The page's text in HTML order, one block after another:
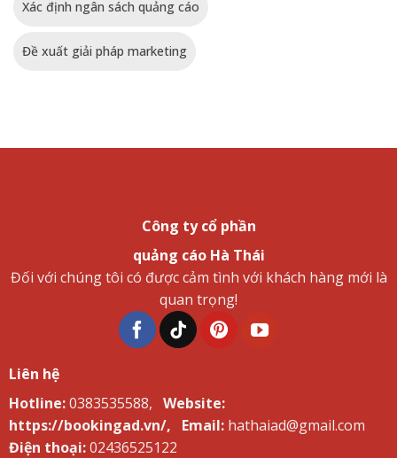
Xác định ngân sách quảng cáo
Đề xuất giải pháp marketing
Công ty cổ phần
quảng cáo Hà Thái
Đối với chúng tôi có được cảm tình với khách hàng mới là
quan trọng!
Liên hệ
Hotline:0383535588, Website:
https://bookingad.vn/,
Email: hathaiad@gmail.com
Điện thoại:02436525122